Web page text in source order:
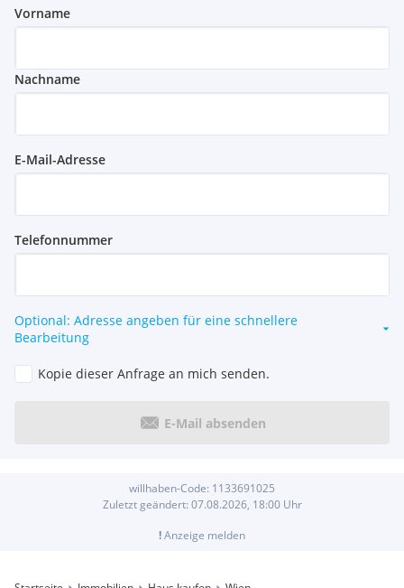
Vorname
Nachname
E-Mail-Adresse
Telefonnummer
Optional: Adresse angeben für eine schnellere
Bearbeitung
Kopie dieser Anfrage an mich senden.
E-Mail absenden
willhaben-Code: 1133691025
Zuletzt geändert: 07.08.2026, 18:00Uhr
!Anzeige melden